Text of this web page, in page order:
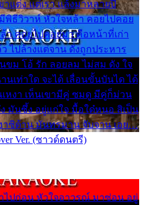
แต่ง แต่เรา แล้งมาหลายปี
พิธีวิวาห์ หัวใจหล้า คอยไปคอย
า คอยไปคอยมา คือหน้าที่เก่า
ไปล้างแต่จาน ดั่งถูกประหาร
ขม โอ้ รัก ลอยลม ไม่สม ดัง ใจ
นเท่าใด จะได้ เลื่อนขั้นบันได ได้
เหงา เห็นเขามีคู่ ซมดู มีคู่ก็ม่วน
มันซึ้ง อยู่แก่ใจ มื้อใด๋หนอ สิเป็น
ฮาซิด้าน มันทรมาน จับจาน เอย…
Ver. (ซาวด์ดนตรี)
าไปก่อน หัวใจอาวรณ์ มาซ่อน อยู่